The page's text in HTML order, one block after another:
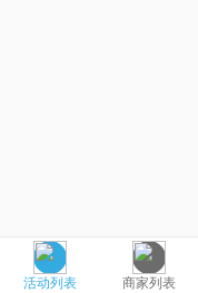
活动列表 商家列表